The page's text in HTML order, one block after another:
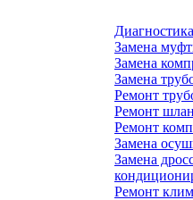
Замена
Замена
Замена
Ремонт
Ремонт
Ремонт
Замена
Замена
Ремонт